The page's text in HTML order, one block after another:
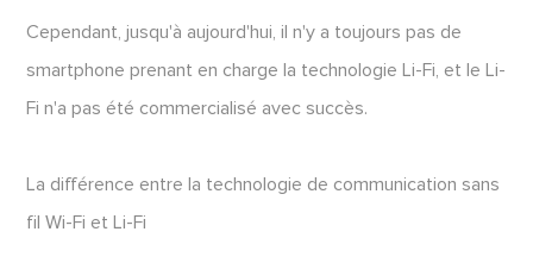
Cependant, jusqu'à aujourd'hui, il n'y a toujours pas de
smartphone prenant en charge la technologie Li-Fi, et le Li-
Fi n'a pas été commercialisé avec succès.
La différence entre la technologie de communication sans
fil Wi-Fi et Li-Fi